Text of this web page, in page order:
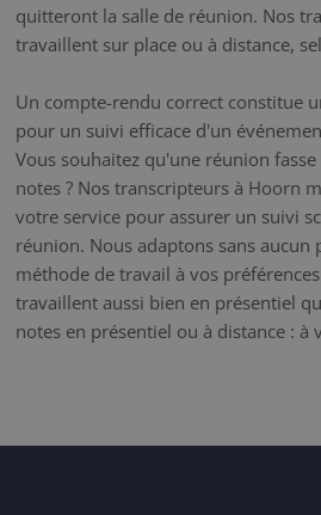
quitteront la salle de réunion. Nos
travaillent sur place ou à distance,
Un compte-rendu correct constitue
pour un suivi efficace d'un
Vous souhaitez qu'une réunion
notes ? Nos transcripteurs à Hoorn
votre service pour assurer un suivi
réunion. Nous adaptons sans aucun
méthode de travail à vos
travaillent aussi bien en présentiel
notes en présentiel ou à distance : à